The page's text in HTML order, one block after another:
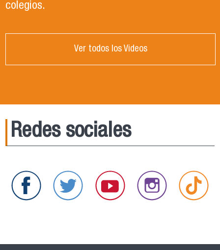
colegios.
Ver todos los Videos
Redes sociales